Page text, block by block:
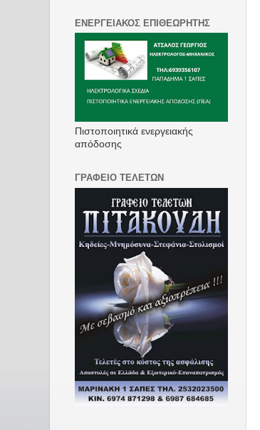
ΕΝΕΡΓΕΙΑΚΟΣ ΕΠΙΘΕΩΡΗΤΗΣ
Πιστοποιητικά ενεργειακής
απόδοσης
ΓΡΑΦΕΙΟ ΤΕΛΕΤΩΝ